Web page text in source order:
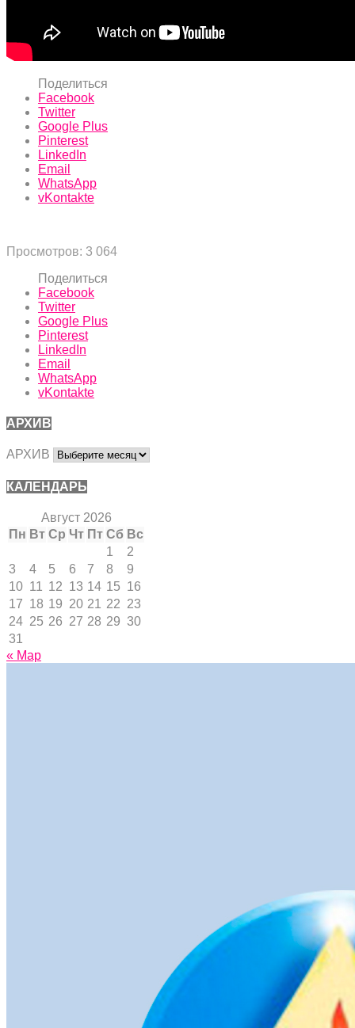
Поделиться
Facebook
Twitter
Google Plus
Pinterest
LinkedIn
Email
WhatsApp
vKontakte
Просмотров: 3 064
Поделиться
Facebook
Twitter
Google Plus
Pinterest
LinkedIn
Email
WhatsApp
vKontakte
АРХИВ
АРХИВ
КАЛЕНДАРЬ
Август 2026
Пн Вт Ср Чт Пт Сб Вс
1
2
3
4 5 6 7 8
9
10 11 12 13 14 15 16
17 18 19 20 21 22 23
24 25 26 27 28 29 30
31
« Мар